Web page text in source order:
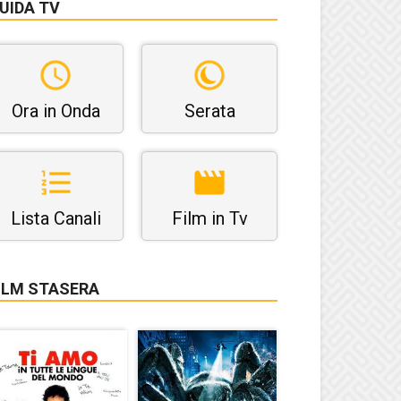
TV
Ora in Onda Serata
Lista Canali Film in Tv
STASERA